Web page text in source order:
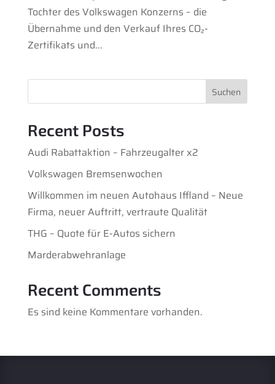
Tochter des Volkswagen Konzerns – die
Übernahme und den Verkauf Ihres CO₂-
Zertifikats und...
Suchen
Recent Posts
Audi Rabattaktion – Fahrzeugalter x2
Volkswagen Bremsenwochen
Willkommen im neuen Autohaus Iffland – Neue
Firma, neuer Auftritt, vertraute Qualität
THG – Quote für E-Autos sichern
Marderabwehranlage
Recent Comments
Es sind keine Kommentare vorhanden.